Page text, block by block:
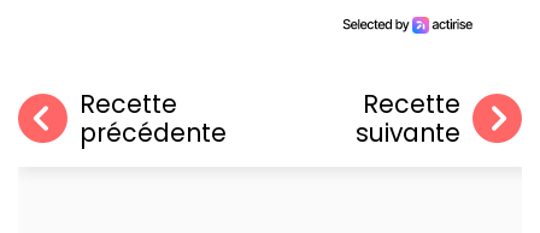
Recette
précédente
Recette
suivante